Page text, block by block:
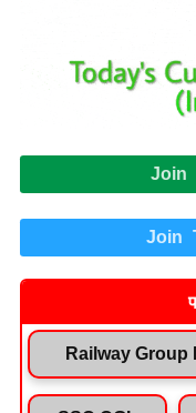
Join
Join
Railway Group